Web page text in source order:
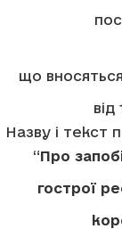
що
Назву і текст
“Про
гострої